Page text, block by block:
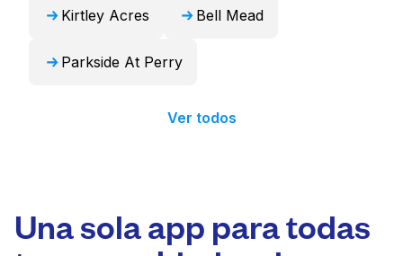
Kirtley Acres Bell Mead
Parkside At Perry
Ver todos
Una sola app para todas